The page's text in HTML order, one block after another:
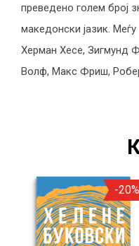
преведено голем број
македонски јазик.
Херман Хесе, Зигмунд
Волф, Макс Фриш,
-20%